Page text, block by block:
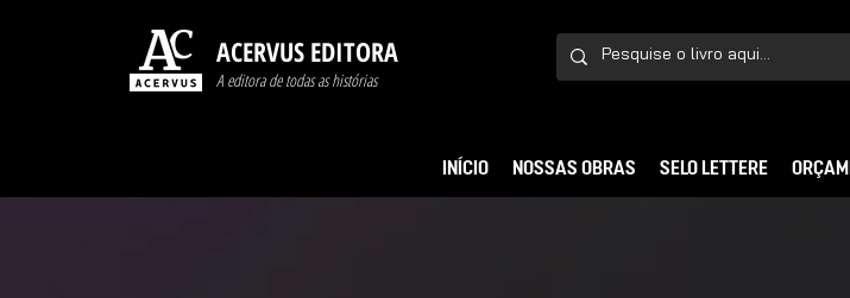
ACERVUS EDITORA
A editora de todas as histórias
INÍCIO NOSSAS OBRAS SELO LETTERE